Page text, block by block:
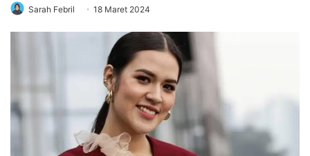
Sarah Febril 18 Maret 2024